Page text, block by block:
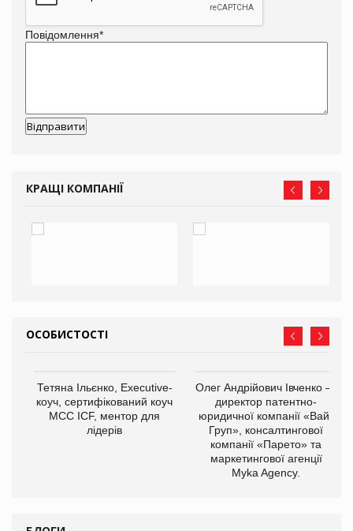
Повідомлення*
КРАЩІ КОМПАНІЇ
ОСОБИСТОСТІ
Тетяна Ільєнко, Executive-
коуч, сертифікований коуч
МСС ICF, ментор для
лідерів
Олег Андрійович Івченко —
директор патентно-
юридичної компанії «Вайз
Груп», консалтингової
компанії «Парето» та
маркетингової агенції
Myka Agency.